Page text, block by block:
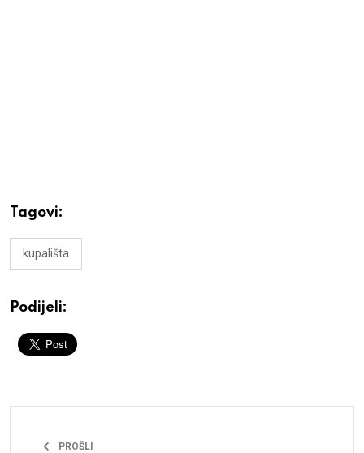
Tagovi:
kupališta
Podijeli:
PROŠLI